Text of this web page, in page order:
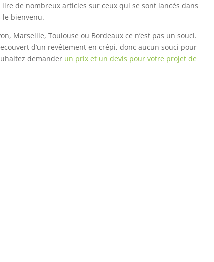
de nombreux articles sur ceux qui se sont lancés dans
le bienvenu.
Marseille, Toulouse ou Bordeaux ce n’est pas un souci.
d’un revêtement en crépi, donc aucun souci pour
demander un prix et un devis pour votre projet de